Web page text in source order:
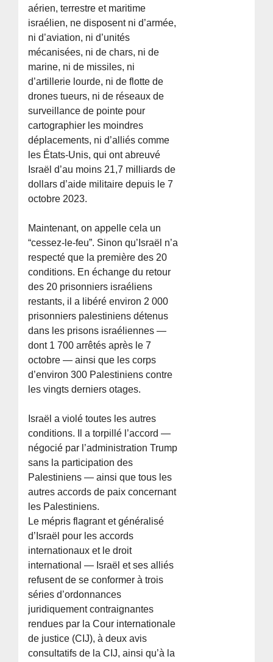
aérien, terrestre et maritime
israélien, ne disposent ni d’armée,
ni d’aviation, ni d’unités
mécanisées, ni de chars, ni de
marine, ni de missiles, ni
d’artillerie lourde, ni de flotte de
drones tueurs, ni de réseaux de
surveillance de pointe pour
cartographier les moindres
déplacements, ni d’alliés comme
les États-Unis, qui ont abreuvé
Israël d’au moins 21,7 milliards de
dollars d’aide militaire depuis le 7
octobre 2023.
Maintenant, on appelle cela un
“cessez-le-feu”. Sinon qu’Israël n’a
respecté que la première des 20
conditions. En échange du retour
des 20 prisonniers israéliens
restants, il a libéré environ 2 000
prisonniers palestiniens détenus
dans les prisons israéliennes —
dont 1 700 arrêtés après le 7
octobre — ainsi que les corps
d’environ 300 Palestiniens contre
les vingts derniers otages.
Israël a violé toutes les autres
conditions. Il a torpillé l’accord —
négocié par l’administration Trump
sans la participation des
Palestiniens — ainsi que tous les
autres accords de paix concernant
les Palestiniens.
Le mépris flagrant et généralisé
d’Israël pour les accords
internationaux et le droit
international — Israël et ses alliés
refusent de se conformer à trois
séries d’ordonnances
juridiquement contraignantes
rendues par la Cour internationale
de justice (CIJ), à deux avis
consultatifs de la CIJ, ainsi qu’à la